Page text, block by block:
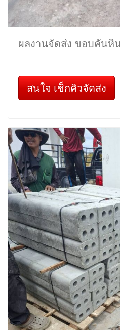
ผลงานจัดส่ง ขอบคันหิ
สนใจ เช็กคิวจัดส่ง